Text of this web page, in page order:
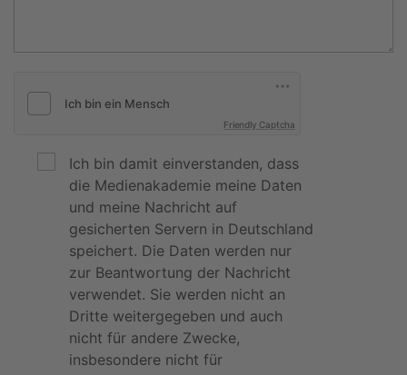
Friendly Captcha
Ich bin damit einverstanden, dass
die Medienakademie meine Daten
und meine Nachricht auf
gesicherten Servern in Deutschland
speichert. Die Daten werden nur
zur Beantwortung der Nachricht
verwendet. Sie werden nicht an
Dritte weitergegeben und auch
nicht für andere Zwecke,
insbesondere nicht für